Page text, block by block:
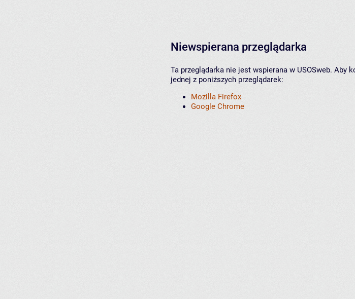
Niewspierana przeglądarka
Ta przeglądarka nie jest wspierana w USOSweb. Aby
jednej z poniższych przeglądarek:
Mozilla Firefox
Google Chrome